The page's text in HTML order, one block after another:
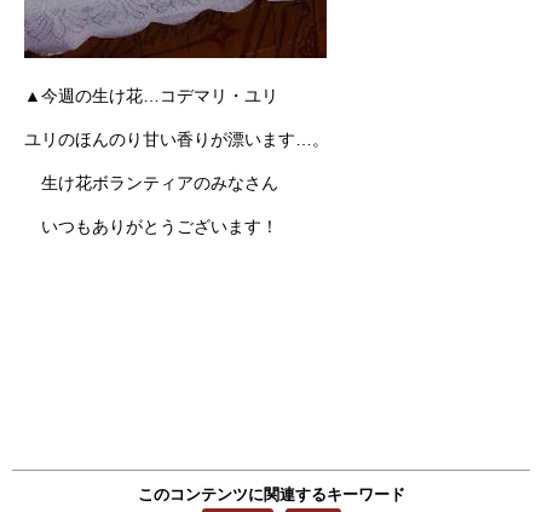
▲今週の生け花…コデマリ・ユリ
ユリのほんのり甘い香りが漂います…。
生け花ボランティアのみなさん
いつもありがとうございます！
このコンテンツに関連するキーワード